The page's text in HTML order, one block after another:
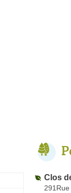
Clos